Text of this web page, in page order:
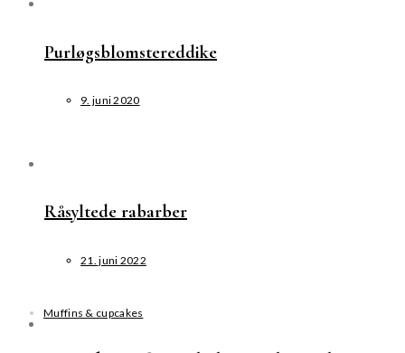
Purløgsblomstereddike
9. juni 2020
Råsyltede rabarber
21. juni 2022
Muffins & cupcakes